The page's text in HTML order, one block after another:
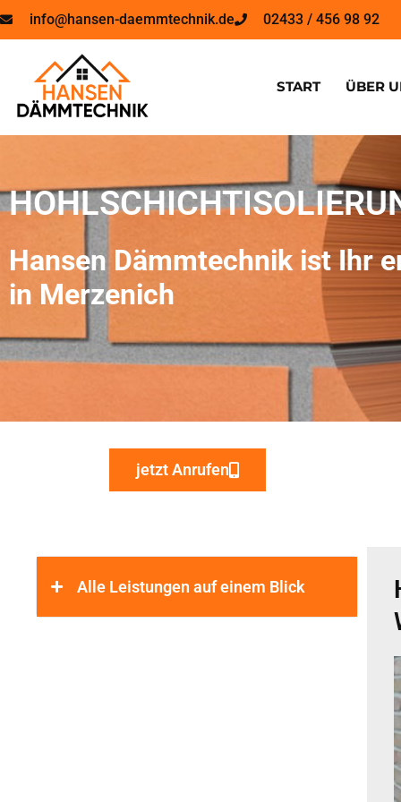
info@hansen-daemmtechnik.de 02433 / 456 98 92
START ÜBER
Hansen Dämmtechnik ist Ihr
in Merzenich
jetzt Anrufen
Alle Leistungen auf einem Blick